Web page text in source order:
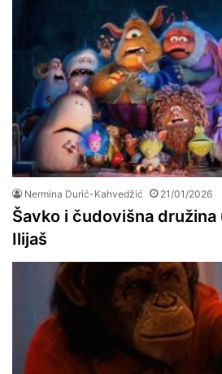
Nermina Durić-Kahvedžić 21/01/2026
Šavko i čudovišna
Ilijaš